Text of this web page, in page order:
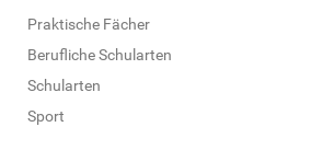
Praktische Fächer
Berufliche Schularten
Schularten
Sport